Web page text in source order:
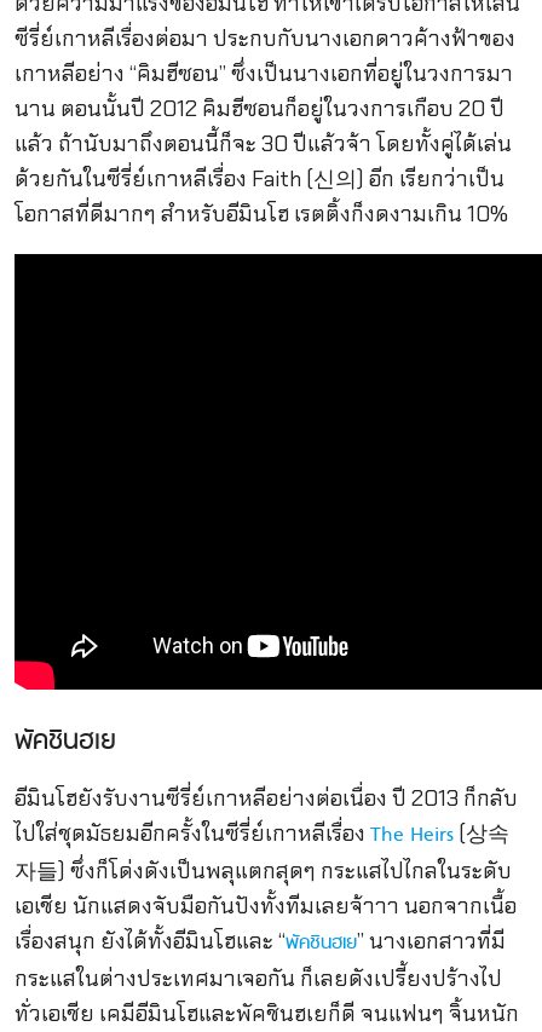
ซีรี่ย์เกาหลีเรื่องต่อมา ประกบกับนางเอกดาวค้างฟ้าของ
เกาหลีอย่าง “คิมฮีซอน” ซึ่งเป็นนางเอกที่อยู่ในวงการมา
นาน ตอนนั้นปี 2012 คิมฮีซอนก็อยู่ในวงการเกือบ 20 ปี
แล้ว ถ้านับมาถึงตอนนี้ก็จะ 30 ปีแล้วจ้า โดยทั้งคู่ได้เล่น
ด้วยกันในซีรี่ย์เกาหลีเรื่อง Faith (신의) อีก เรียกว่าเป็น
โอกาสที่ดีมากๆ สำหรับอีมินโฮ เรตติ้งก็งดงามเกิน 10%
พัคชินฮเย
อีมินโฮยังรับงานซีรี่ย์เกาหลีอย่างต่อเนื่อง ปี 2013 ก็กลับ
ไปใส่ชุดมัธยมอีกครั้งในซีรี่ย์เกาหลีเรื่อง The Heirs(상속
자들) ซึ่งก็โด่งดังเป็นพลุแตกสุดๆ กระแสไปไกลในระดับ
เอเชีย นักแสดงจับมือกันปังทั้งทีมเลยจ้าาา นอกจากเนื้อ
เรื่องสนุก ยังได้ทั้งอีมินโฮและ “พัคชินฮเย” นางเอกสาวที่มี
กระแสในต่างประเทศมาเจอกัน ก็เลยดังเปรี้ยงปร้างไป
ทั่วเอเชีย เคมีอีมินโฮและพัคชินฮเยก็ดี จนแฟนๆ จิ้นหนัก